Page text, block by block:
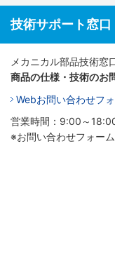
技術サポート窓口
メカニカル部品技術窓
商品の仕様・技術のお
Webお問い合わせフ
営業時間：9:00～
※お問い合わせフォー